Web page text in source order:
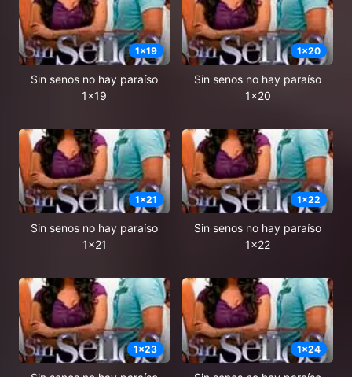
1x19
Sin senos no hay paraíso
1x19
1x20
Sin senos no hay paraíso
1x20
1x21
Sin senos no hay paraíso
1x21
1x22
Sin senos no hay paraíso
1x22
1x23 1x24